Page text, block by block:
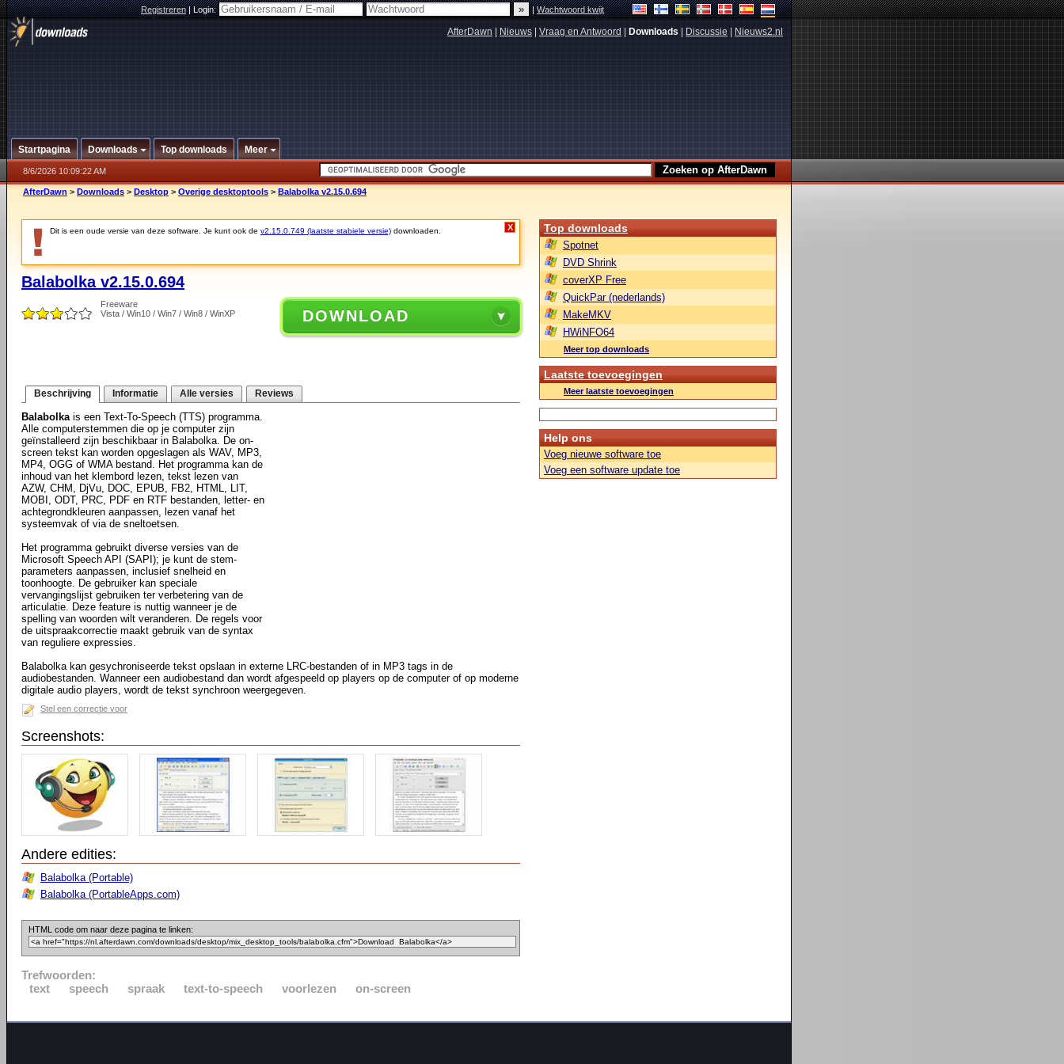
Registreren|Login: |Wachtwoord kwijt
AfterDawn Nieuws Vraag en Antwoord Downloads Discussie Nieuws2.nl
Startpagina Downloads Top downloads Meer
8/6/2026 10:09:22 AM
AfterDawn > Downloads > Desktop > Overige desktoptools > Balabolka v2.15.0.694
Dit is een oude versie van deze software. Je kunt ook de v2.15.0.749 (laatste stabiele versie) downloaden. X
Balabolka v2.15.0.694
Freeware
Vista / Win10 / Win7 / Win8 / WinXP
DOWNLOAD
Beschrijving Informatie Alle versies Reviews
Balabolkais een Text-To-Speech (TTS) programma.
Alle computerstemmen die op je computer zijn
geïnstalleerd zijn beschikbaar in Balabolka. De on-
screen tekst kan worden opgeslagen als WAV, MP3,
MP4, OGG of WMA bestand. Het programma kan de
inhoud van het klembord lezen, tekst lezen van
AZW, CHM, DjVu, DOC, EPUB, FB2, HTML, LIT,
MOBI, ODT, PRC, PDF en RTF bestanden, letter- en
achtegrondkleuren aanpassen, lezen vanaf het
systeemvak of via de sneltoetsen.
Het programma gebruikt diverse versies van de
Microsoft Speech API (SAPI); je kunt de stem-
parameters aanpassen, inclusief snelheid en
toonhoogte. De gebruiker kan speciale
vervangingslijst gebruiken ter verbetering van de
articulatie. Deze feature is nuttig wanneer je de
spelling van woorden wilt veranderen. De regels voor
de uitspraakcorrectie maakt gebruik van de syntax
van reguliere expressies.
Balabolka kan gesychroniseerde tekst opslaan in externe LRC-bestanden of in MP3 tags in de
audiobestanden. Wanneer een audiobestand dan wordt afgespeeld op players op de computer of op moderne
digitale audio players, wordt de tekst synchroon weergegeven.
Stel een correctie voor
Screenshots:
Andere edities:
Balabolka (Portable)
Balabolka (PortableApps.com)
HTML code om naar deze pagina te linken:
Trefwoorden:
text
speech spraak text-to-speech voorlezen on-screen
Top downloads
Spotnet
DVD Shrink
coverXP Free
QuickPar (nederlands)
MakeMKV
HWiNFO64
Meer top downloads
Laatste toevoegingen
Meer laatste toevoegingen
Help ons
Voeg nieuwe software toe
Voeg een software update toe